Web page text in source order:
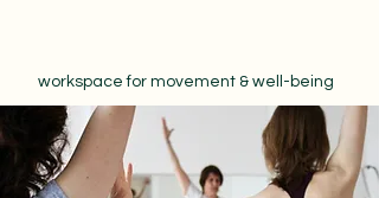
workspace for movement & well-being